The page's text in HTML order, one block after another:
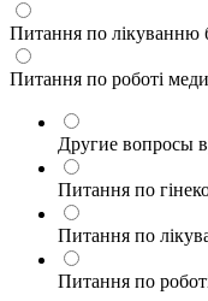
Питання по лікуванню
Питання по роботі
Другие вопросы
Питання по
Питання по
Питання по